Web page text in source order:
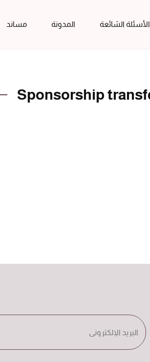
الأسئلة الشائعة المدونة مساند
Sponsorship